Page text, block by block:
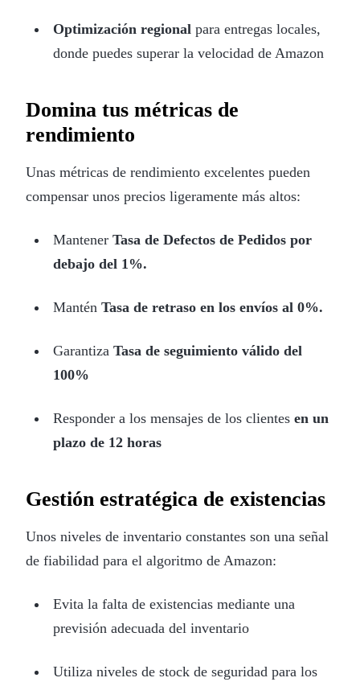
Optimización regional para entregas locales,
donde puedes superar la velocidad de Amazon
Domina tus métricas de
rendimiento
Unas métricas de rendimiento excelentes pueden
compensar unos precios ligeramente más altos:
Mantener Tasa de Defectos de Pedidos por
debajo del 1%.
Mantén Tasa de retraso en los envíos al 0%.
Garantiza Tasa de seguimiento válido del
100%
Responder a los mensajes de los clientes en un
plazo de 12 horas
Gestión estratégica de existencias
Unos niveles de inventario constantes son una señal
de fiabilidad para el algoritmo de Amazon:
Evita la falta de existencias mediante una
previsión adecuada del inventario
Utiliza niveles de stock de seguridad para los